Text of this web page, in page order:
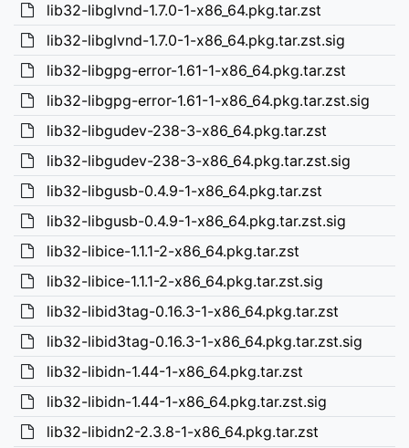
lib32-libglvnd-1.7.0-1-x86_64.pkg.tar.zst
lib32-libglvnd-1.7.0-1-x86_64.pkg.tar.zst.sig
lib32-libgpg-error-1.61-1-x86_64.pkg.tar.zst
lib32-libgpg-error-1.61-1-x86_64.pkg.tar.zst.sig
lib32-libgudev-238-3-x86_64.pkg.tar.zst
lib32-libgudev-238-3-x86_64.pkg.tar.zst.sig
lib32-libgusb-0.4.9-1-x86_64.pkg.tar.zst
lib32-libgusb-0.4.9-1-x86_64.pkg.tar.zst.sig
lib32-libice-1.1.1-2-x86_64.pkg.tar.zst
lib32-libice-1.1.1-2-x86_64.pkg.tar.zst.sig
lib32-libid3tag-0.16.3-1-x86_64.pkg.tar.zst
lib32-libid3tag-0.16.3-1-x86_64.pkg.tar.zst.sig
lib32-libidn-1.44-1-x86_64.pkg.tar.zst
lib32-libidn-1.44-1-x86_64.pkg.tar.zst.sig
lib32-libidn2-2.3.8-1-x86_64.pkg.tar.zst